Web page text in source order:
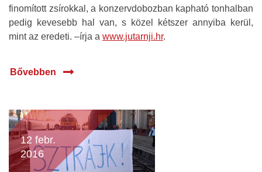
finomított zsírokkal, a konzervdobozban kapható tonhalban
pedig kevesebb hal van, s közel kétszer annyiba kerül,
mint az eredeti. –írja a www.jutarnji.hr.
Bővebben
12 febr.
2016